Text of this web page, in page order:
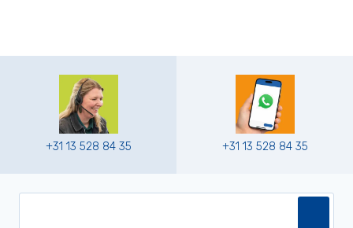
+31 13 528 84 35 +31 13 528 84 35